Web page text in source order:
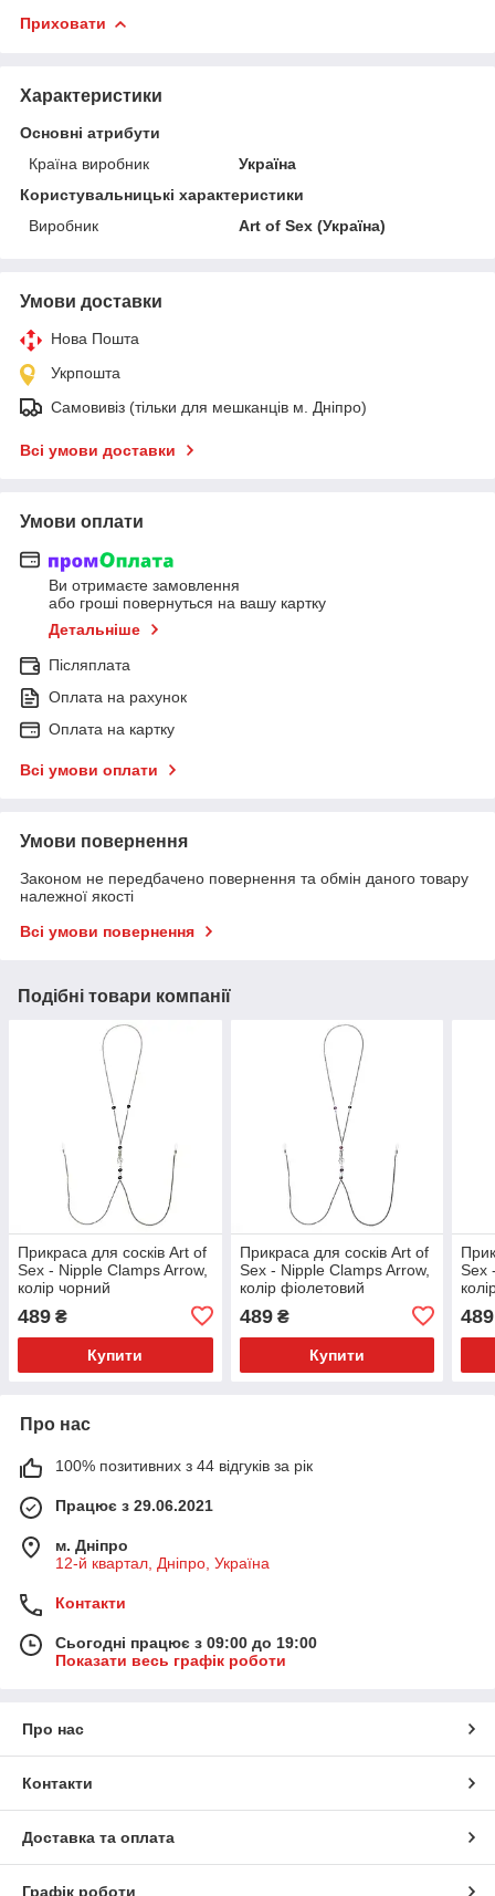
Приховати
Характеристики
Основні атрибути
Країна виробник
Україна
Користувальницькі характеристики
Виробник
Art of Sex (Україна)
Умови доставки
Нова Пошта
Укрпошта
Самовивіз (тільки для мешканців м. Дніпро)
Всі умови доставки
Умови оплати
Ви отримаєте замовлення
або гроші повернуться на вашу картку
Детальніше
Післяплата
Оплата на рахунок
Оплата на картку
Всі умови оплати
Умови повернення
Законом не передбачено повернення та обмін даного товару
належної якості
Всі умови повернення
Подібні товари компанії
Прикраса для сосків Art of
Sex - Nipple Clamps Arrow,
колір чорний
489 ₴
Купити
Прикраса для сосків Art of
Sex - Nipple Clamps Arrow,
колір фіолетовий
489₴
Купити
Sex
489
Про нас
100% позитивних з 44 відгуків за рік
Працює з 29.06.2021
м. Дніпро
12-й квартал, Дніпро, Україна
Контакти
Сьогодні працює з 09:00 до 19:00
Показати весь графік роботи
Про нас
Контакти
Доставка та оплата
Графік роботи